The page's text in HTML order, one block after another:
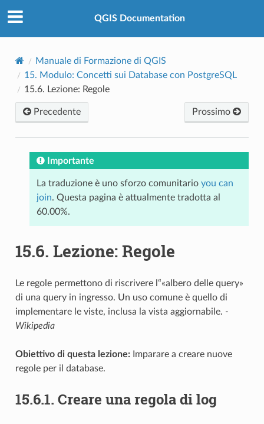
QGIS Documentation
Manuale di Formazione di QGIS
15. Modulo: Concetti sui Database con PostgreSQL
15.6. Lezione: Regole
Precedente Prossimo
Importante
La traduzione è uno sforzo comunitario you can
join. Questa pagina è attualmente tradotta al
60.00%.
15.6. Lezione: Regole
Le regole permettono di riscrivere l“«albero delle query»
di una query in ingresso. Un uso comune è quello di
implementare le viste, inclusa la vista aggiornabile. -
Wikipedia
Obiettivo di questa lezione:Imparare a creare nuove
regole per il database.
15.6.1. Creare una regola di log